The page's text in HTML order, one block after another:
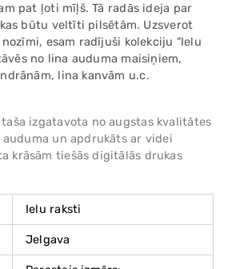
pat ļoti mīļš. Tā radās ideja par
būtu veltīti pilsētām. Uzsverot
esam radījuši kolekciju "Ielu
no lina auduma maisiņiem,
lina kanvām u.c.
izgatavota no augstas kvalitātes
un apdrukāts ar videi
krāsām tiešās digitālās drukas
Ielu raksti
Jelgava